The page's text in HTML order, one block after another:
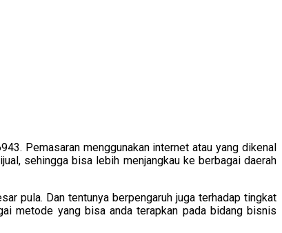
Pemasaran menggunakan internet atau yang dikenal
sehingga bisa lebih menjangkau ke berbagai daerah
pula. Dan tentunya berpengaruh juga terhadap tingkat
metode yang bisa anda terapkan pada bidang bisnis